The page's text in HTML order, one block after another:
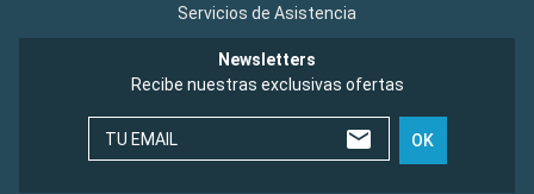
Servicios de Asistencia
Newsletters
Recibe nuestras exclusivas ofertas
TU EMAIL OK